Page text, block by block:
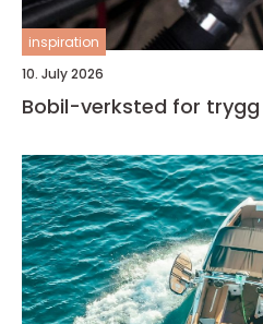
inspiration
10. July 2026
Bobil-verksted for